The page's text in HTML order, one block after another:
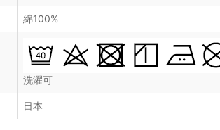
綿100%
洗濯可
日本